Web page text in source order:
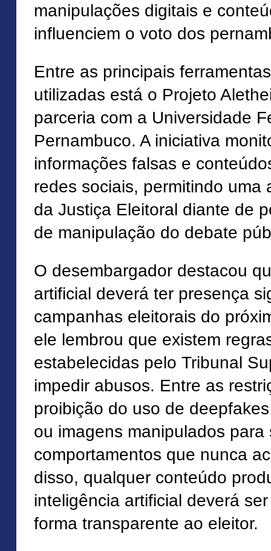
manipulações digitais e
influenciem o voto dos
Entre as principais
utilizadas está o Projeto
parceria com a Universidade
Pernambuco. A iniciativa
informações falsas e
redes sociais, permitindo uma
da Justiça Eleitoral diante de
de manipulação do debate
O desembargador destacou
artificial deverá ter presença
campanhas eleitorais do
ele lembrou que existem
estabelecidas pelo Tribunal
impedir abusos. Entre as
proibição do uso de
ou imagens manipulados para
comportamentos que nunca
disso, qualquer conteúdo
inteligência artificial deverá
forma transparente ao eleitor.